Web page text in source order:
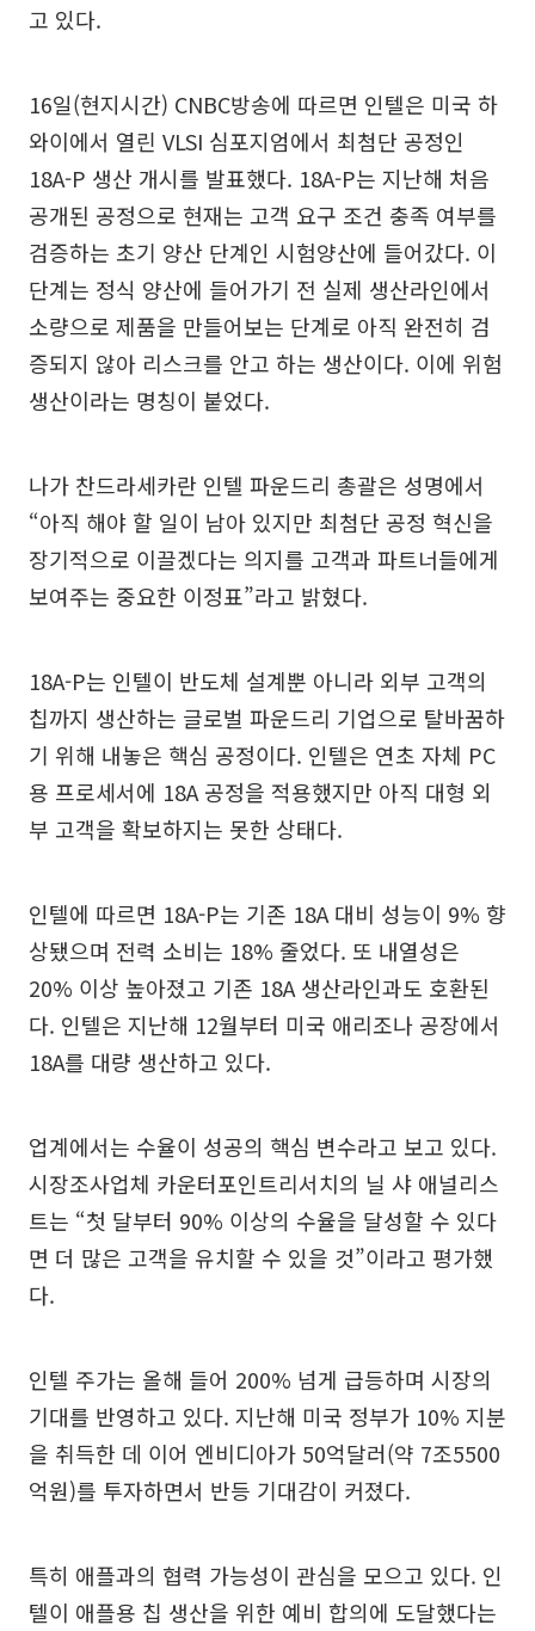
고 있다.
16일(현지시간) CNBC방송에 따르면 인텔은 미국 하
와이에서 열린 VLSI 심포지엄에서 최첨단 공정인
18A-P 생산 개시를 발표했다. 18A-P는 지난해 처음
공개된 공정으로 현재는 고객 요구 조건 충족 여부를
검증하는 초기 양산 단계인 시험양산에 들어갔다. 이
단계는 정식 양산에 들어가기 전 실제 생산라인에서
소량으로 제품을 만들어보는 단계로 아직 완전히 검
증되지 않아 리스크를 안고 하는 생산이다. 이에 위험
생산이라는 명칭이 붙었다.
나가 찬드라세카란 인텔 파운드리 총괄은 성명에서
“아직 해야 할 일이 남아 있지만 최첨단 공정 혁신을
장기적으로 이끌겠다는 의지를 고객과 파트너들에게
보여주는 중요한 이정표”라고 밝혔다.
18A-P는 인텔이 반도체 설계뿐 아니라 외부 고객의
칩까지 생산하는 글로벌 파운드리 기업으로 탈바꿈하
기 위해 내놓은 핵심 공정이다. 인텔은 연초 자체 PC
용 프로세서에 18A 공정을 적용했지만 아직 대형 외
부 고객을 확보하지는 못한 상태다.
인텔에 따르면 18A-P는 기존 18A 대비 성능이 9% 향
상됐으며 전력 소비는 18% 줄었다. 또 내열성은
20% 이상 높아졌고 기존 18A 생산라인과도 호환된
다. 인텔은 지난해 12월부터 미국 애리조나 공장에서
18A를 대량 생산하고 있다.
업계에서는 수율이 성공의 핵심 변수라고 보고 있다.
시장조사업체 카운터포인트리서치의 닐 샤 애널리스
트는 “첫 달부터 90% 이상의 수율을 달성할 수 있다
면 더 많은 고객을 유치할 수 있을 것”이라고 평가했
다.
인텔 주가는 올해 들어 200% 넘게 급등하며 시장의
기대를 반영하고 있다. 지난해 미국 정부가 10% 지분
을 취득한 데 이어 엔비디아가 50억달러(약 7조5500
억원)를 투자하면서 반등 기대감이 커졌다.
특히 애플과의 협력 가능성이 관심을 모으고 있다. 인
텔이 애플용 칩 생산을 위한 예비 합의에 도달했다는